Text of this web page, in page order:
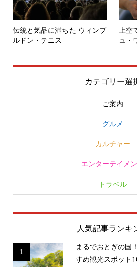
伝統と気品に満ちた ウィンブ
ルドン・テニス
上
ュ・
カテゴリー選
ご案内
グルメ
カルチャー
エンターテイメ
トラベル
人気記事ランキ
1
まるでおとぎの国
すめ観光スポット